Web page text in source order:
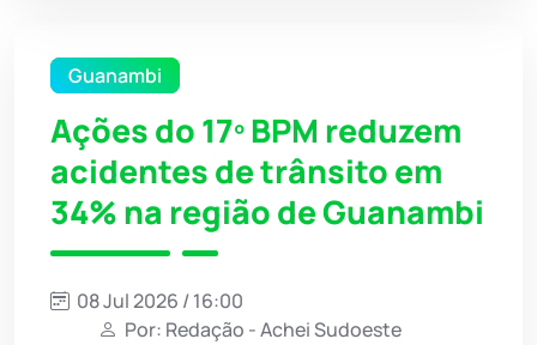
Guanambi
Ações do 17º BPM reduzem
acidentes de trânsito em
34% na região de Guanambi
08 Jul 2026 / 16:00
Por: Redação - Achei Sudoeste